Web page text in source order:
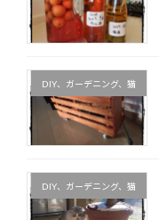
DIY、ガーデニング、猫
DIY、ガーデニング、猫